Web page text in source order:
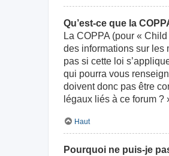
Qu’est-ce que la
La COPPA (pour «
des informations sur les
pas si cette loi
qui pourra vous
doivent donc pas être
légaux liés à ce forum ?
Haut
Pourquoi ne puis-je